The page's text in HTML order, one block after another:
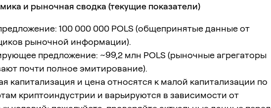
и рыночная сводка (текущие показатели)
100 000 000 POLS (общепринятые данные от
рыночной информации).
предложение: ~99,2 млн POLS (рыночные агрегаторы
почти полное эмитирование).
капитализация и цена относятся к малой капитализации по
криптоиндустрии и варьируются в зависимости от